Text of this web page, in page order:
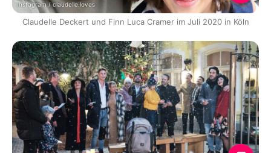
Instagram / claudelle.loves
Claudelle Deckert und Finn Luca Cramer im Juli 2020 in Köln